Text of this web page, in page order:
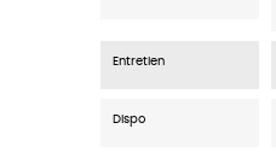
Entretien
Dispo